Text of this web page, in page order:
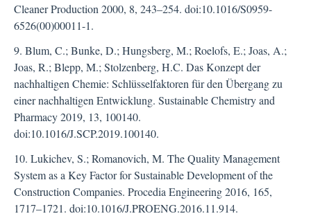
Cleaner Production 2000, 8, 243–254. doi:10.1016/S0959-
6526(00)00011-1.
9. Blum, C.; Bunke, D.; Hungsberg, M.; Roelofs, E.; Joas, A.;
Joas, R.; Blepp, M.; Stolzenberg, H.C. Das Konzept der
nachhaltigen Chemie: Schlüsselfaktoren für den Übergang zu
einer nachhaltigen Entwicklung. Sustainable Chemistry and
Pharmacy 2019, 13, 100140.
doi:10.1016/J.SCP.2019.100140.
10. Lukichev, S.; Romanovich, M. The Quality Management
System as a Key Factor for Sustainable Development of the
Construction Companies. Procedia Engineering 2016, 165,
1717–1721. doi:10.1016/J.PROENG.2016.11.914.